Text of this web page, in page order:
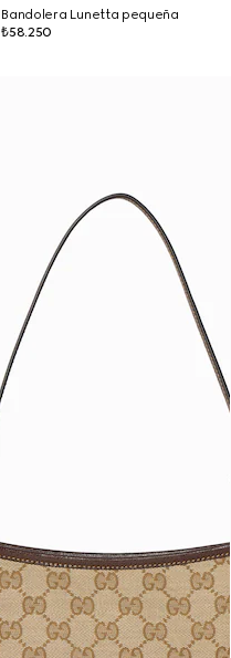
Bandolera Lunetta pequeña
₺58.250